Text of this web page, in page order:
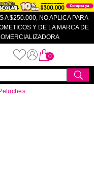
A $250.000, NO APLICA PARA
Y DE LA MARCA DE
SI
0